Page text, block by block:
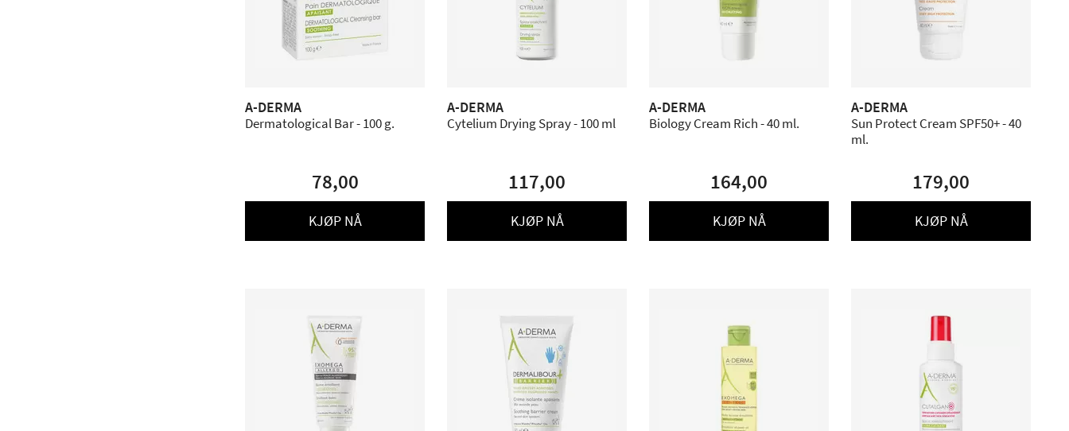
A-DERMA
Dermatological Bar - 100 g.
78,00
KJØP NÅ
A-DERMA
Cytelium Drying Spray - 100 ml
117,00
KJØP NÅ
A-DERMA
Biology Cream Rich - 40 ml.
164,00
KJØP NÅ
A-DERMA
Sun Protect Cream SPF50+ - 40
ml.
179,00
KJØP NÅ